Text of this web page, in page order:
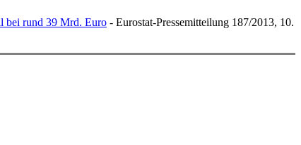
bei rund 39 Mrd. Euro - Eurostat-Pressemitteilung 187/2013, 10.